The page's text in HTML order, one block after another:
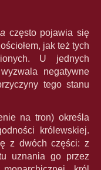
często pojawia się
jak też tych
U jednych
negatywne
tego stanu
na tron) określa
królewskiej.
z dwóch części: z
uznania go przez